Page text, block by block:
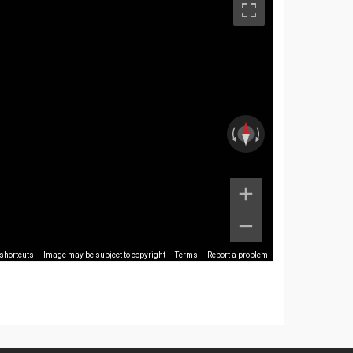
Image may be subject to copyright Terms Report a problem